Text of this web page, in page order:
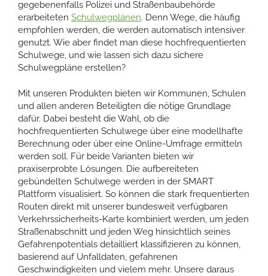
gegebenenfalls Polizei und Straßenbaubehörde
erarbeiteten Schulwegplänen. Denn Wege, die häufig
empfohlen werden, die werden automatisch intensiver
genutzt. Wie aber findet man diese hochfrequentierten
Schulwege, und wie lassen sich dazu sichere
Schulwegpläne erstellen?
Mit unseren Produkten bieten wir Kommunen, Schulen
und allen anderen Beteiligten die nötige Grundlage
dafür. Dabei besteht die Wahl, ob die
hochfrequentierten Schulwege über eine modellhafte
Berechnung oder über eine Online-Umfrage ermitteln
werden soll. Für beide Varianten bieten wir
praxiserprobte Lösungen. Die aufbereiteten
gebündelten Schulwege werden in der SMART
Plattform visualisiert. So können die stark frequentierten
Routen direkt mit unserer bundesweit verfügbaren
Verkehrssicherheits-Karte kombiniert werden, um jeden
Straßenabschnitt und jeden Weg hinsichtlich seines
Gefahrenpotentials detailliert klassifizieren zu können,
basierend auf Unfalldaten, gefahrenen
Geschwindigkeiten und vielem mehr. Unsere daraus